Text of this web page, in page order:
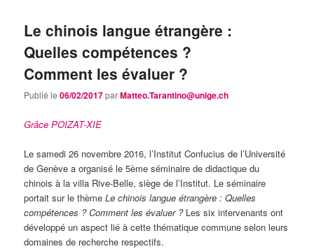
Le chinois langue étrangère :
Quelles compétences ?
Comment les évaluer ?
Publié le06/02/2017parMatteo.Tarantino@unige.ch
Grâce POIZAT-XIE
Le samedi 26 novembre 2016, l’Institut Confucius de l’Université
de Genève a organisé le 5ème séminaire de didactique du
chinois à la villa Rive-Belle, siège de l’Institut. Le séminaire
portait sur le thèmeLe chinois langue étrangère : Quelles
compétences ? Comment les évaluer ?Les six intervenants ont
développé un aspect lié à cette thématique commune selon leurs
domaines de recherche respectifs.